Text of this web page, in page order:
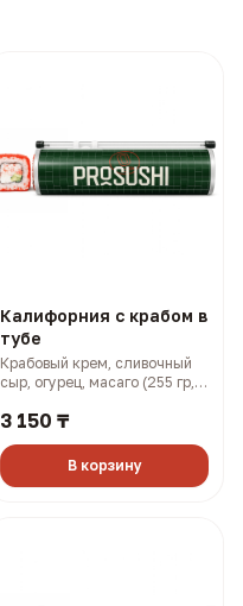
Калифорния с крабом в
тубе
Крабовый крем, сливочный
сыр, огурец, масаго (255 гр,
3 150 ₸
В корзину